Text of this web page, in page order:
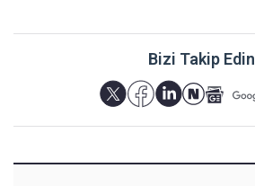
Bizi Takip Edin